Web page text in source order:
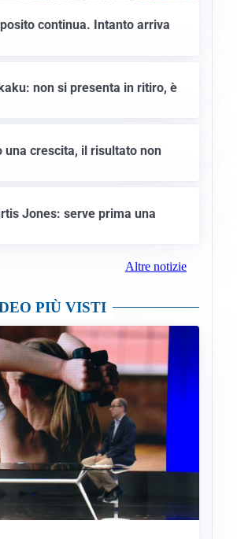
continua. Intanto arriva
non si presenta in ritiro, è
una crescita, il risultato non
Jones: serve prima una
Altre notizie
PIÙ VISTI